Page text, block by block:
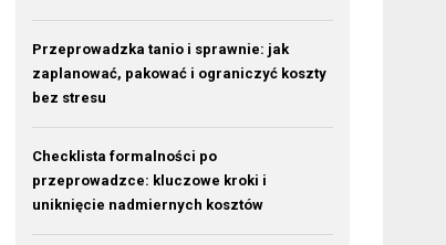
Przeprowadzka tanio i sprawnie: jak
zaplanować, pakować i ograniczyć koszty
bez stresu
Checklista formalności po
przeprowadzce: kluczowe kroki i
uniknięcie nadmiernych kosztów